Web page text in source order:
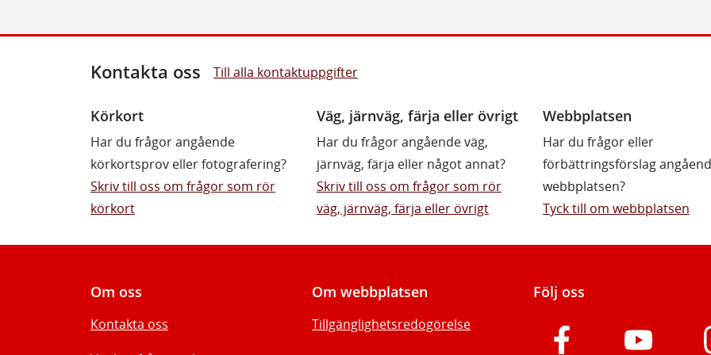
Kontakta oss Till alla kontaktuppgifter
Körkort
Har du frågor angående
körkortsprov eller fotografering?
Skriv till oss om frågor som rör
körkort
Väg, järnväg, färja eller övrigt
Har du frågor angående väg,
järnväg, färja eller något annat?
Skriv till oss om frågor som rör
väg, järnväg, färja eller övrigt
Webbplatsen
Har du frågor eller
förbättringsförslag
webbplatsen?
Tyck till om webbplatsen
Om oss
Kontakta oss
Om webbplatsen
Tillgänglighetsredogörelse
Följ oss